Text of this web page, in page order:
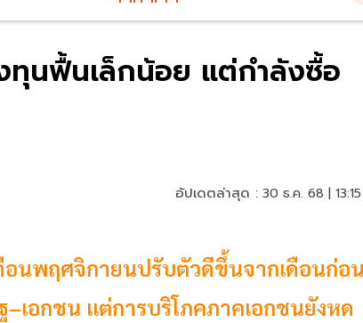
ทุนฟื้นเล็กน้อย แต่กำลังซื้อ
อัปเดตล่าสุด : 30 ธ.ค. 68 |
อนพฤศจิกายนปรับตัวดีขึ้นจากเดือนก่อ
เอกชน แต่การบริโภคภาคเอกชนยังหด